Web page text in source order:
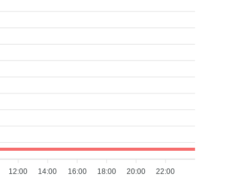
12:00 14:00 16:00 18:00 20:00 22:00